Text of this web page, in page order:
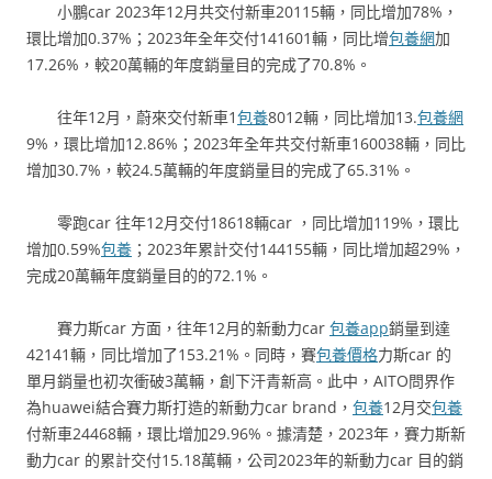
小鵬car 2023年12月共交付新車20115輛，同比增加78%，
環比增加0.37%；2023年全年交付141601輛，同比增包養網加
17.26%，較20萬輛的年度銷量目的完成了70.8%。
往年12月，蔚來交付新車1包養8012輛，同比增加13.包養網
9%，環比增加12.86%；2023年全年共交付新車160038輛，同比
增加30.7%，較24.5萬輛的年度銷量目的完成了65.31%。
零跑car 往年12月交付18618輛car ，同比增加119%，環比
增加0.59%包養 ；2023年累計交付144155輛，同比增加超29%，
完成20萬輛年度銷量目的的72.1%。
賽力斯car 方面，往年12月的新動力car 包養app銷量到達
42141輛，同比增加了153.21%。同時，賽包養價格力斯car 的
單月銷量也初次衝破3萬輛，創下汗青新高。此中，AITO問界作
為huawei結合賽力斯打造的新動力car brand， 包養12月交包養
付新車24468輛，環比增加29.96%。據清楚，2023年，賽力斯新
動力car 的累計交付15.18萬輛，公司2023年的新動力car 目的銷